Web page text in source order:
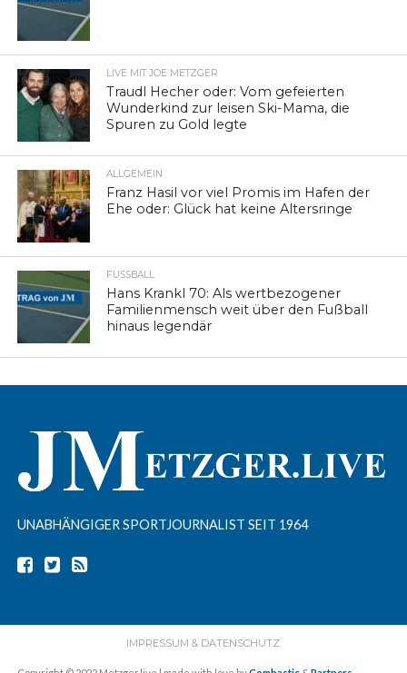
LIVE MIT JOE METZGER
Traudl Hecher oder: Vom gefeierten
Wunderkind zur leisen Ski-Mama, die
Spuren zu Gold legte
ALLGEMEIN
Franz Hasil vor viel Promis im Hafen der
Ehe oder: Glück hat keine Altersringe
FUSSBALL
Hans Krankl 70: Als wertbezogener
Familienmensch weit über den Fußball
hinaus legendär
UNABHÄNGIGER SPORTJOURNALIST SEIT 1964
IMPRESSUM & DATENSCHUTZ